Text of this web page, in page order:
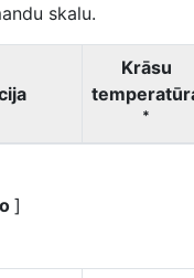
skalu.
Krāsu
*
]